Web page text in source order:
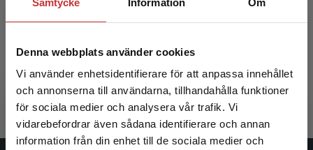
Denna webbplats använder cookies
Vi använder enhetsidentifierare för att anpassa innehållet
och annonserna till användarna, tillhandahålla funktioner
för sociala medier och analysera vår trafik. Vi
vidarebefordrar även sådana identifierare och annan
information från din enhet till de sociala medier och
Begränsad fraktregion
Bengtsson, Stina m.fl. (red.)
420 kr
inkl. moms